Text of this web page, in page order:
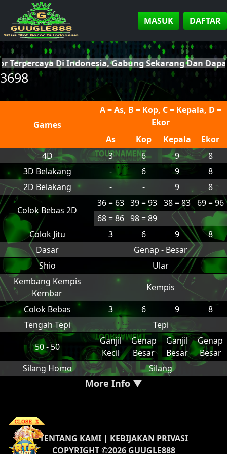
MASUK DAFTAR
Di Indonesia, Gabung Sekarang Dan
3698
Games
A = As, B = Kop, C = Kepala, D =
Ekor
As
Kop Kepala
Ekor
4D
3 6 9
8
3D Belakang
- 6 9
8
2D Belakang
- - 9 8
Colok Bebas 2D
36 = 63 39 = 93 38 = 83
69 = 96
68 = 86 98 = 89
Colok Jitu
3 6 9
8
Dasar
Genap - Besar
Shio
Ular
Kembang Kempis
Kembar
Kempis
Colok Bebas
3 6 9
8
Tengah Tepi
Tepi
50 - 50
Ganjil
Kecil
Genap
Besar
Ganjil
Besar
Genap
Besar
Silang Homo
Silang
More Info ▼
TENTANG KAMI| KEBIJAKAN PRIVASI
COPYRIGHT ©2026 GUUGLE888